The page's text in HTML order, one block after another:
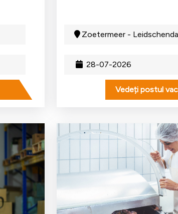
28-07-2026
Zoetermeer -
Vedeți postul